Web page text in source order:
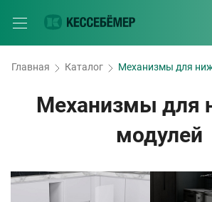
Главная Каталог Механизмы для
Механизмы для
модулей